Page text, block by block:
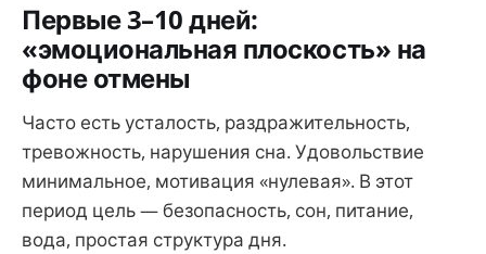
Первые 3–10 дней:
«эмоциональная плоскость» на
фоне отмены
Часто есть усталость, раздражительность,
тревожность, нарушения сна. Удовольствие
минимальное, мотивация «нулевая». В этот
период цель — безопасность, сон, питание,
вода, простая структура дня.